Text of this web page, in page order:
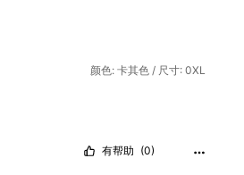
颜色: 卡其色 / 尺寸: 0XL
有帮助 (0)